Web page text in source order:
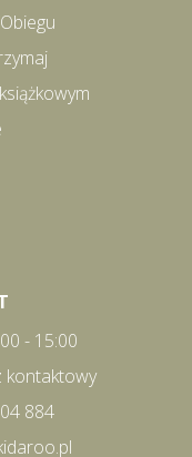
- 15:00
kontaktowy
884